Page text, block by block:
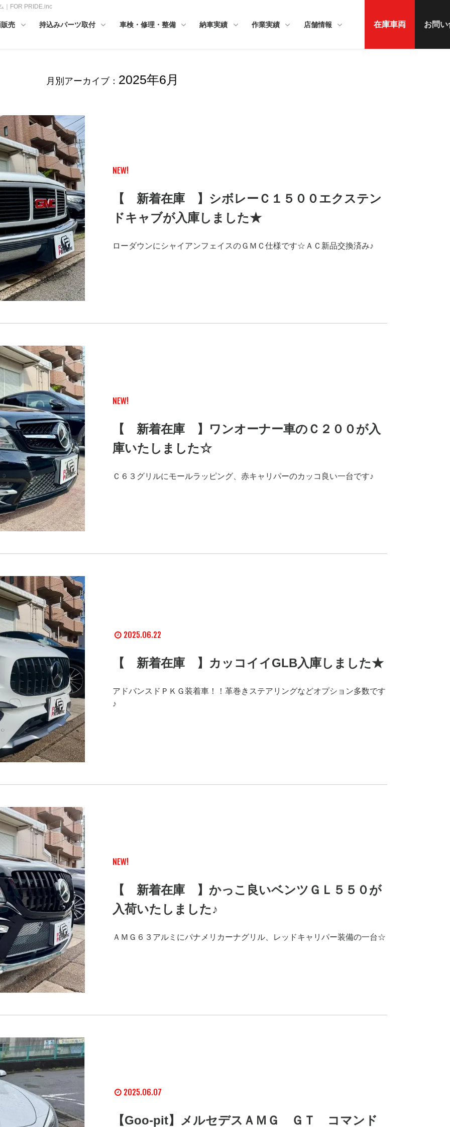
｜FOR PRIDE.inc
売 持込みパーツ取付 車検・修理・整備 納車実績 作業実績 店舗情報 在庫車両 お問
月別アーカイブ： 2025年6月
NEW!
【 新着在庫 】シボレーＣ１５００エクステン
ドキャブが入庫しました★
ローダウンにシャイアンフェイスのＧＭＣ仕様です☆ＡＣ新品交換済み♪
NEW!
【 新着在庫 】ワンオーナー車のＣ２００が入
庫いたしました☆
Ｃ６３グリルにモールラッピング、赤キャリパーのカッコ良い一台です♪
2025.06.22
【 新着在庫 】カッコイイGLB入庫しました★
アドバンスドＰＫＧ装着車！！革巻きステアリングなどオプション多数です
♪
NEW!
【 新着在庫 】かっこ良いベンツＧＬ５５０が
入荷いたしました♪
ＡＭＧ６３アルミにパナメリカーナグリル、レッドキャリパー装備の一台☆
2025.06.07
【Goo-pit】メルセデスＡＭＧ ＧＴ コマンド